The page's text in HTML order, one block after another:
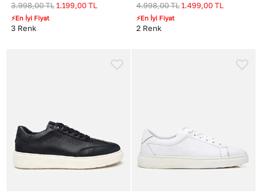
3.998,00TL 1.199,00 TL
⚡En İyi Fiyat
3 Renk
4.998,00TL1.499,00 TL
⚡En İyi Fiyat
2 Renk